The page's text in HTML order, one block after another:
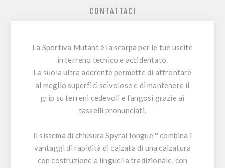
CONTATTACI
La Sportiva Mutant è la scarpa per le tue uscite
in terreno tecnico e accidentato.
La suola ultra aderente permette di affrontare
al meglio superfici scivolose e di mantenere il
grip su terreni cedevoli e fangosi grazie ai
tasselli pronunciati.
Il sistema di chiusura SpyralTongue™ combina i
vantaggi di rapidità di calzata di una calzatura
con costruzione a linguella tradizionale, con